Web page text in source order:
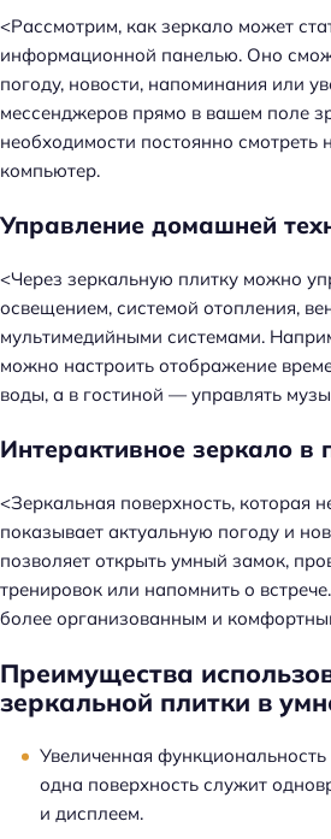
<Рассмотрим, как зеркало может
информационной панелью. Оно
погоду, новости, напоминания или
мессенджеров прямо в вашем поле
необходимости постоянно смотреть
компьютер.
Управление домашней
<Через зеркальную плитку можно
освещением, системой отопления,
мультимедийными системами.
можно настроить отображение
воды, а в гостиной — управлять
Интерактивное зеркало в
<Зеркальная поверхность, которая
показывает актуальную погоду и
позволяет открыть умный замок,
тренировок или напомнить о
более организованным и
Преимущества
зеркальной плитки в
Увеличенная
одна поверхность служит
и дисплеем.